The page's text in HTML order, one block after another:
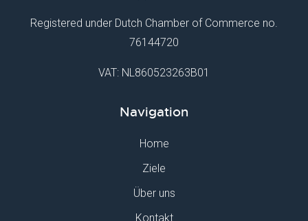
Registered under Dutch Chamber of Commerce no.
76144720
VAT: NL860523263B01
Navigation
Home
Ziele
Über uns
Kontakt